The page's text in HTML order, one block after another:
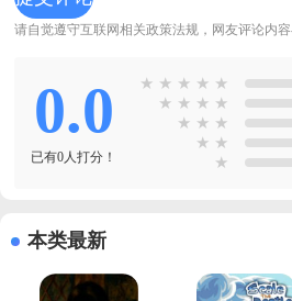
请自觉遵守互联网相关政策法规，网友评论内容
0.0
已有0人打分！
★ ★ ★ ★ ★
★ ★ ★ ★
★ ★ ★
★ ★
★
本类最新